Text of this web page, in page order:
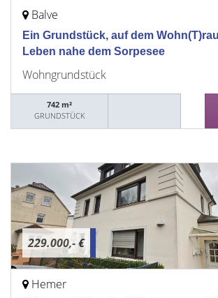
Balve
Ein Grundstück, auf dem
Leben nahe dem Sorpesee
Wohngrundstück
742 m²
GRUNDSTÜCK
229.000,- €
Hemer